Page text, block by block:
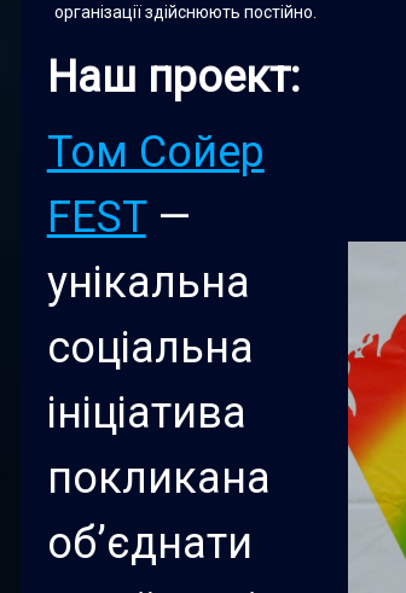
організації здійснюють постійно.
Наш проект:
Том Сойер
FEST—
унікальна
соціальна
ініціатива
покликана
об’єднати